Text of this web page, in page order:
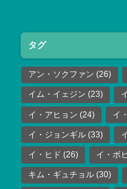
タグ
アン・ソクファン (26)
イム・イェジン (23)
イ・アヒョン (24) イ
イ・ジョンギル (33)
イ・ヒド (26) イ・ボヒ
キム・ギュチョル (30)